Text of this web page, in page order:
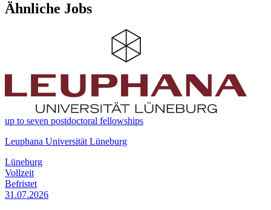
Ähnliche Jobs
up to seven postdoctoral fellowships
Leuphana Universität Lüneburg
Lüneburg
Vollzeit
Befristet
31.07.2026